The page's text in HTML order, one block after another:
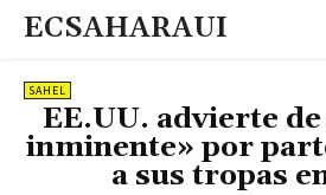
ECSAHARAUI
SAHEL
EE.UU. advierte
inminente» por
a sus tropas